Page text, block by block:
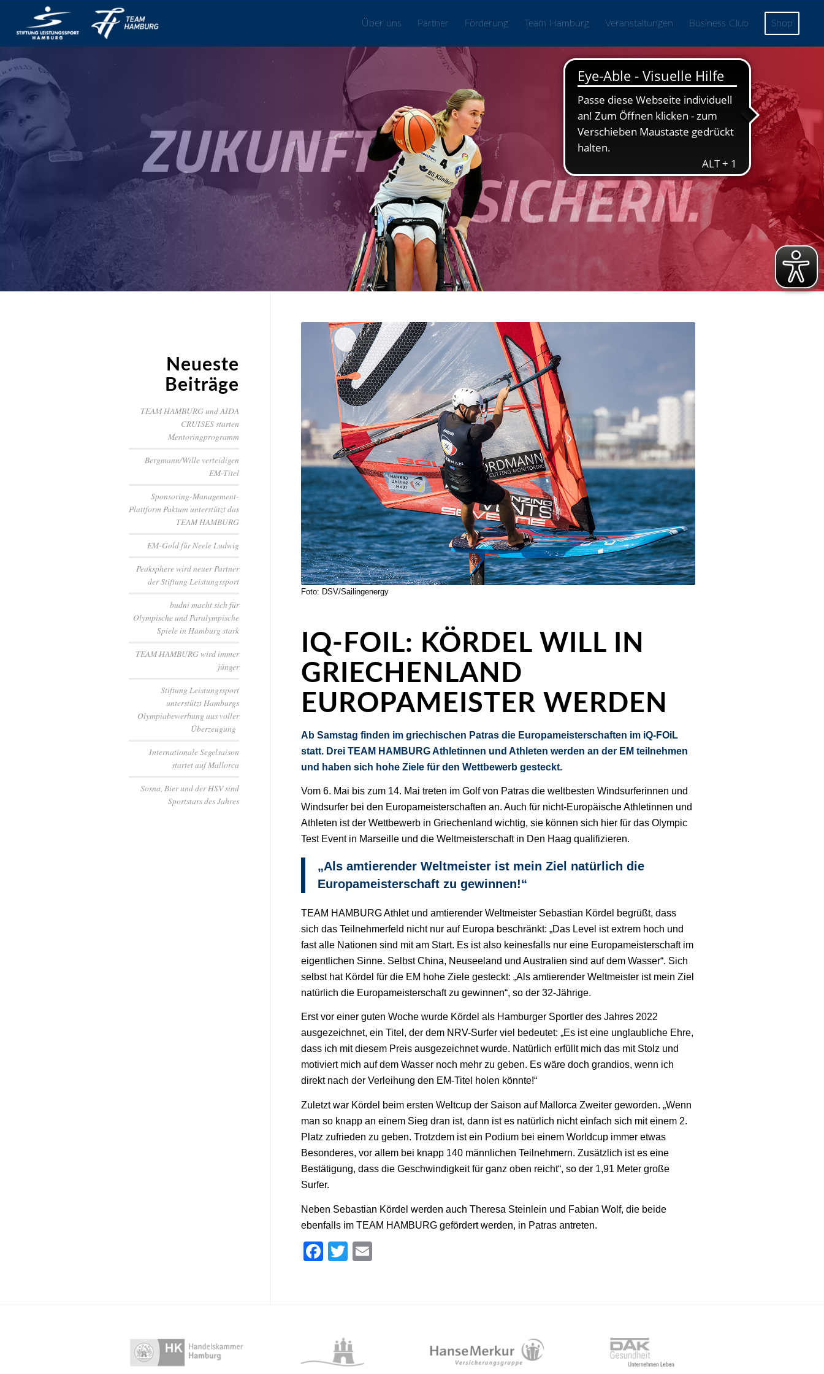
Über uns Partner Förderung Team Hamburg Veranstaltungen Business Club Shop
Foto: DSV/Sailingenergy
IQ-FOIL: KÖRDEL WILL IN
GRIECHENLAND
EUROPAMEISTER WERDEN
Ab Samstag finden im griechischen Patras die Europameisterschaften im iQ-FOiL
statt. Drei TEAM HAMBURG Athletinnen und Athleten werden an der EM teilnehmen
und haben sich hohe Ziele für den Wettbewerb gesteckt.
Vom 6. Mai bis zum 14. Mai treten im Golf von Patras die weltbesten Windsurferinnen und
Windsurfer bei den Europameisterschaften an. Auch für nicht-Europäische Athletinnen und
Athleten ist der Wettbewerb in Griechenland wichtig, sie können sich hier für das Olympic
Test Event in Marseille und die Weltmeisterschaft in Den Haag qualifizieren.
„Als amtierender Weltmeister ist mein Ziel natürlich die
Europameisterschaft zu gewinnen!“
TEAM HAMBURG Athlet und amtierender Weltmeister Sebastian Kördel begrüßt, dass
sich das Teilnehmerfeld nicht nur auf Europa beschränkt: „Das Level ist extrem hoch und
fast alle Nationen sind mit am Start. Es ist also keinesfalls nur eine Europameisterschaft im
eigentlichen Sinne. Selbst China, Neuseeland und Australien sind auf dem Wasser“. Sich
selbst hat Kördel für die EM hohe Ziele gesteckt: „Als amtierender Weltmeister ist mein Ziel
natürlich die Europameisterschaft zu gewinnen“, so der 32-Jährige.
Erst vor einer guten Woche wurde Kördel als Hamburger Sportler des Jahres 2022
ausgezeichnet, ein Titel, der dem NRV-Surfer viel bedeutet: „Es ist eine unglaubliche Ehre,
dass ich mit diesem Preis ausgezeichnet wurde. Natürlich erfüllt mich das mit Stolz und
motiviert mich auf dem Wasser noch mehr zu geben. Es wäre doch grandios, wenn ich
direkt nach der Verleihung den EM-Titel holen könnte!“
Zuletzt war Kördel beim ersten Weltcup der Saison auf Mallorca Zweiter geworden. „Wenn
man so knapp an einem Sieg dran ist, dann ist es natürlich nicht einfach sich mit einem 2.
Platz zufrieden zu geben. Trotzdem ist ein Podium bei einem Worldcup immer etwas
Besonderes, vor allem bei knapp 140 männlichen Teilnehmern. Zusätzlich ist es eine
Bestätigung, dass die Geschwindigkeit für ganz oben reicht“, so der 1,91 Meter große
Surfer.
Neben Sebastian Kördel werden auch Theresa Steinlein und Fabian Wolf, die beide
ebenfalls im TEAM HAMBURG gefördert werden, in Patras antreten.
Facebook
Twitter
Neueste
Beiträge
TEAM HAMBURG und AIDA
CRUISES starten
Mentoringprogramm
Bergmann/Wille verteidigen
EM-Titel
Sponsoring-Management-
Plattform Paktum unterstützt das
TEAM HAMBURG
EM-Gold für Neele Ludwig
Peaksphere wird neuer Partner
der Stiftung Leistungssport
budni macht sich für
Olympische und Paralympische
Spiele in Hamburg stark
TEAM HAMBURG wird immer
jünger
Stiftung Leistungssport
unterstützt Hamburgs
Olympiabewerbung aus voller
Überzeugung
Internationale Segelsaison
startet auf Mallorca
Sosna, Bier und der HSV sind
Sportstars des Jahres